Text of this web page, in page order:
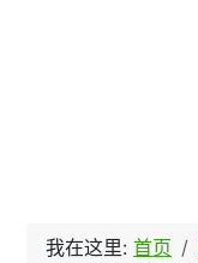
我在这里: 首页